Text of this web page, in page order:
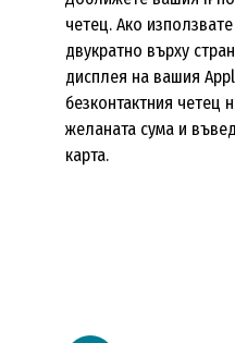
четец. Ако
двукратно върху
дисплея на вашия
безконтактния четец
желаната сума и
карта.